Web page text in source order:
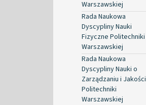
Warszawskiej
Rada Naukowa
Dyscypliny Nauki
Fizyczne Politechniki
Warszawskiej
Rada Naukowa
Dyscypliny Nauki o
Zarządzaniu i Jakości
Politechniki
Warszawskiej